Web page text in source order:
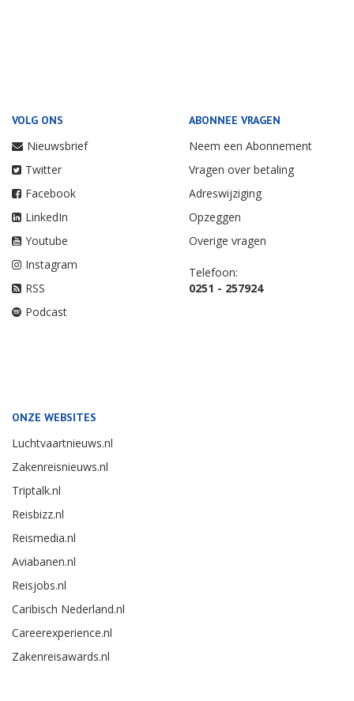
VOLG ONS
Nieuwsbrief
Twitter
Facebook
LinkedIn
Youtube
Instagram
RSS
Podcast
ABONNEE VRAGEN
Neem een Abonnement
Vragen over betaling
Adreswijziging
Opzeggen
Overige vragen
Telefoon:
0251 - 257924
ONZE WEBSITES
Luchtvaartnieuws.nl
Zakenreisnieuws.nl
Triptalk.nl
Reisbizz.nl
Reismedia.nl
Aviabanen.nl
Reisjobs.nl
Caribisch Nederland.nl
Careerexperience.nl
Zakenreisawards.nl